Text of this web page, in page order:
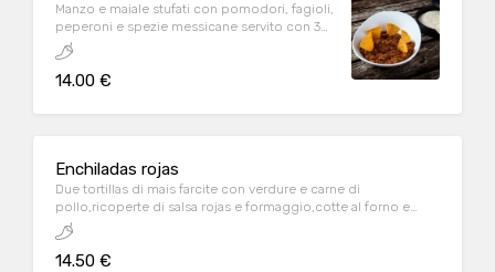
Manzo e maiale stufati con pomodori, fagioli,
peperoni e spezie messicane servito con 3
tortillas di grano
14.00 €
Enchiladas rojas
Due tortillas di mais farcite con verdure e carne di
pollo,ricoperte di salsa rojas e formaggio,cotte al forno e
servite con riso mex(piccante) e fagioli neri
14.50 €